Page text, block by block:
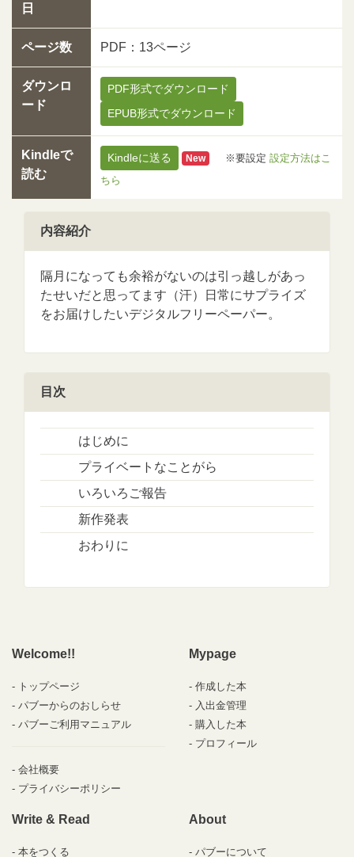
日
ページ数 PDF：13ページ
ダウンロ
ード
PDF形式でダウンロード
EPUB形式でダウンロード
Kindleで
読む
Kindleに送る New ※要設定 設定方法はこ
ちら
内容紹介
隔月になっても余裕がないのは引っ越しがあっ
たせいだと思ってます（汗）日常にサプライズ
をお届けしたいデジタルフリーペーパー。
目次
はじめに
プライベートなことがら
いろいろご報告
新作発表
おわりに
Welcome!!
トップページ
パブーからのおしらせ
パブーご利用マニュアル
会社概要
プライバシーポリシー
Mypage
作成した本
入出金管理
購入した本
プロフィール
Write & Read
本をつくる
About
パブーについて